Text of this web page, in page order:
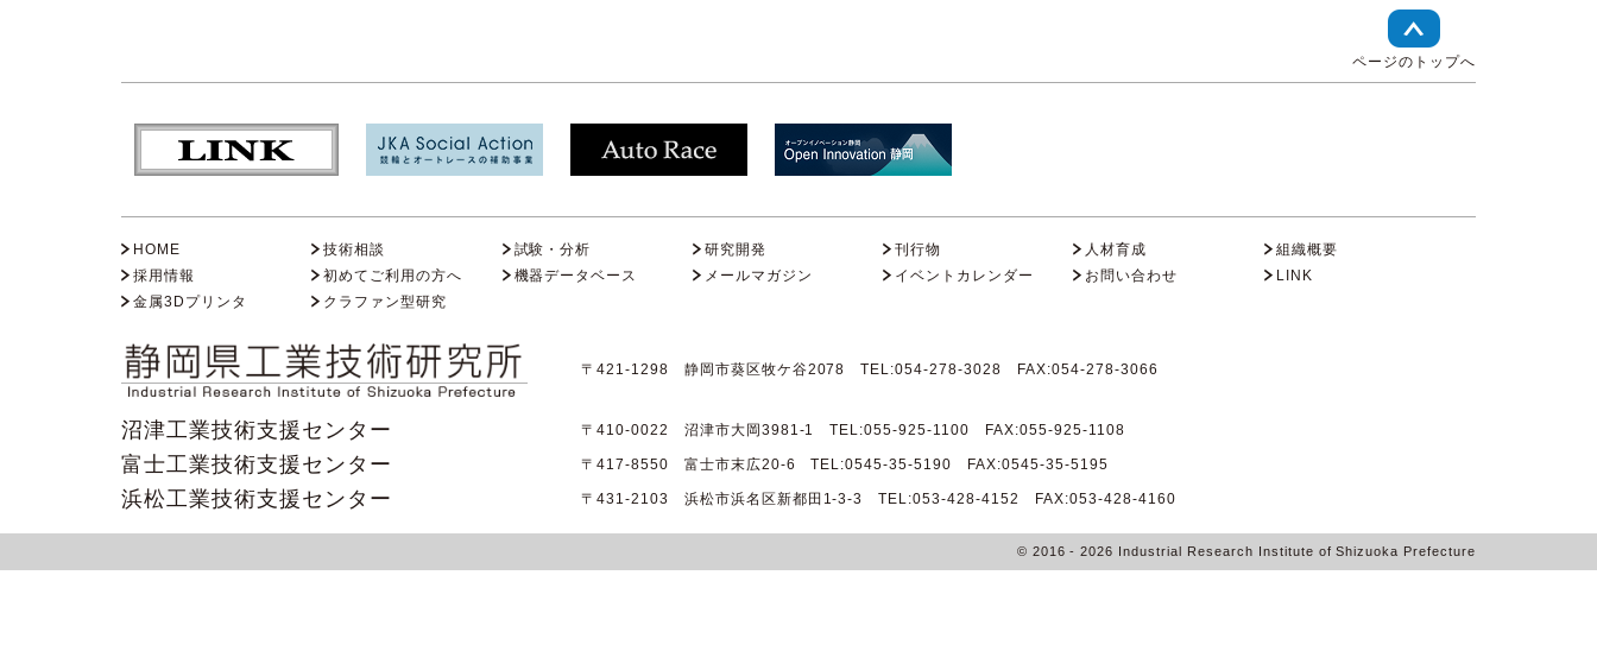
ページのトップへ
HOME 技術相談 試験・分析 研究開発 刊行物 人材育成
組織概要
採用情報
初めてご利用の方へ 機器データベース メールマガジン イベントカレンダー お問い合わせ
LINK
金属3Dプリンタ
クラファン型研究
〒421-1298 静岡市葵区牧ケ谷2078 TEL:054-278-3028 FAX:054-278-3066
沼津工業技術支援センター 〒410-0022 沼津市大岡3981-1 TEL:055-925-1100 FAX:055-925-1108
富士工業技術支援センター 〒417-8550 富士市末広20-6 TEL:0545-35-5190 FAX:0545-35-5195
浜松工業技術支援センター 〒431-2103 浜松市浜名区新都田1-3-3 TEL:053-428-4152 FAX:053-428-4160
© 2016 - 2026 Industrial Research Institute of Shizuoka Prefecture